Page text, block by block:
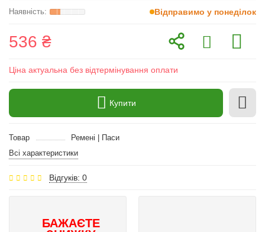
Відправимо у понеділок
536 ₴
Ціна актуальна без відтермінування оплати
Купити
Товар
Ремені | Паси
Всі характеристики
Відгуків: 0
БАЖАЄТЕ